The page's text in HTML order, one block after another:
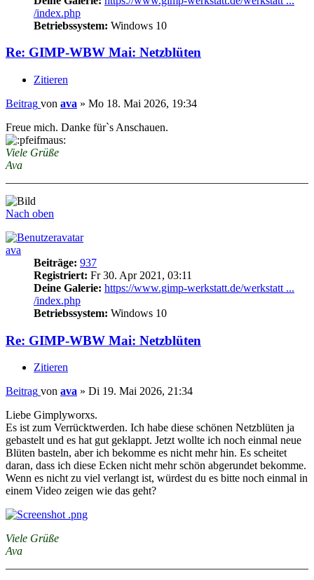
/index.php
Betriebssystem: Windows 10
Re: GIMP-WBW Mai: Netzblüten
Zitieren
Beitrag von ava » Mo 18. Mai 2026, 19:34
Freue mich. Danke für`s Anschauen.
Viele Grüße
Ava
Nach oben
ava
Beiträge: 937
Registriert: Fr 30. Apr 2021, 03:11
Deine Galerie: https://www.gimp-werkstatt.de/werkstatt ...
/index.php
Betriebssystem: Windows 10
Re: GIMP-WBW Mai: Netzblüten
Zitieren
Beitrag von ava » Di 19. Mai 2026, 21:34
Liebe Gimplyworxs.
Es ist zum Verrücktwerden. Ich habe diese schönen Netzblüten ja
gebastelt und es hat gut geklappt. Jetzt wollte ich noch einmal neue
Blüten basteln, aber ich bekomme es nicht mehr hin. Es scheitet
daran, dass ich diese Ecken nicht mehr schön abgerundet bekomme.
Wenn es nicht zu viel verlangt ist, würdest du es bitte noch einmal in
einem Video zeigen wie das geht?
Viele Grüße
Ava